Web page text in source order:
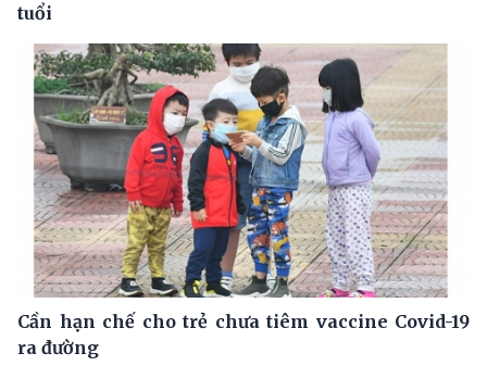
tuổi
Cần hạn chế cho trẻ chưa tiêm vaccine Covid-19
ra đường